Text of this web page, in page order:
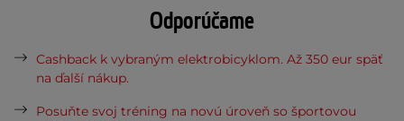
Odporúčame
Cashback k vybraným elektrobicyklom. Až 350 eur späť
na ďalší nákup.
Posuňte svoj tréning na novú úroveň so športovou